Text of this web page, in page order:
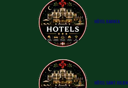
​HÔTELBARNEA
​HÔTELSAINT JULIEN